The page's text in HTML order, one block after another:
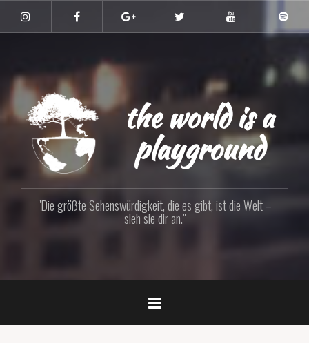
Inhalt
springen
Instagram Facebook YouTube
the world is a
playground
"Die größte Sehenswürdigkeit, die es gibt, ist die Welt –
sieh sie dir an."